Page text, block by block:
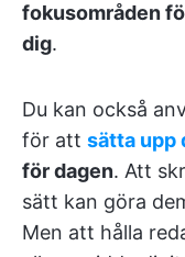
fokusområden
dig.
Du kan också
för att sätta upp
för dagen. Att
sätt kan göra
Men att hålla